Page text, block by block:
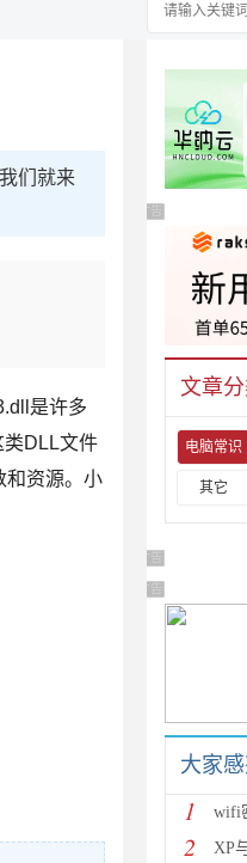
们就来
是许多
类DLL文件
和资源。小
广告 商业广告，理
文章
电脑常识
其它
广告 商业广告，理
广告 商业广告，理
大家
1 wifi
2 XP与